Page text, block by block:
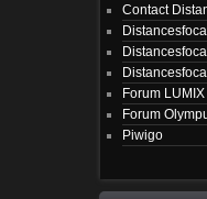
Contact
Forum LUMIX
Forum
Piwigo